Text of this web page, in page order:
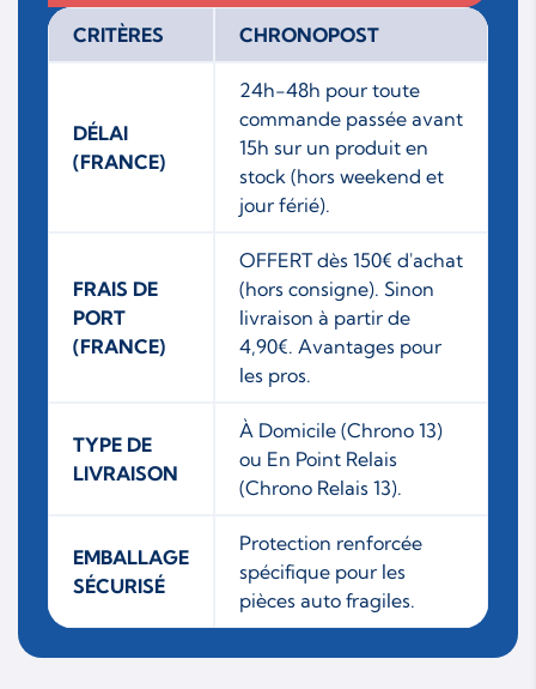
CRITÈRES CHRONOPOST
DÉLAI
(FRANCE)
24h-48h pour toute
commande passée avant
15h sur un produit en
stock (hors weekend et
jour férié).
FRAIS DE
PORT
(FRANCE)
OFFERT dès 150€ d'achat
(hors consigne). Sinon
livraison à partir de
4,90€. Avantages pour
les pros.
TYPE DE
LIVRAISON
À Domicile (Chrono 13)
ou En Point Relais
(Chrono Relais 13).
EMBALLAGE
SÉCURISÉ
Protection renforcée
spécifique pour les
pièces auto fragiles.